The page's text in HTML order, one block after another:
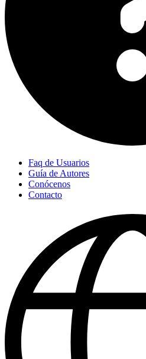
Faq de Usuarios
Guía de Autores
Conócenos
Contacto